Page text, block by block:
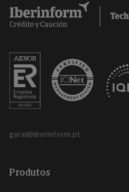
geral@iberinform.pt
Produtos